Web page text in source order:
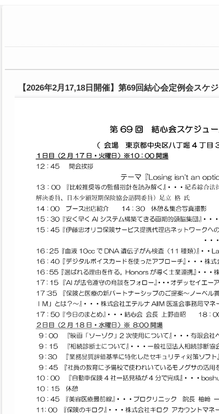
【2026年2月17,18日開催】第69回結心会定例会スケ